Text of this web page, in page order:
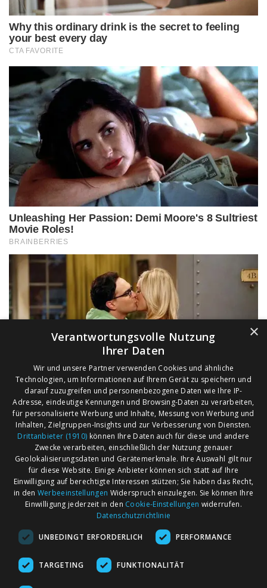
AGB
Impressum
Kontakt
Märkte nach Bundesländern
Märkte nach PLZ
Märkte nach Umkreis
Flohmarkt
×
Verantwortungsvolle Nutzung
Ihrer Daten
Wir und unsere Partner verwenden Cookies und ähnliche
Technologien, um Informationen auf Ihrem Gerät zu speichern und
darauf zuzugreifen und personenbezogene Daten wie Ihre IP-
Adresse, eindeutige Kennungen und Browsing-Daten zu verarbeiten,
für personalisierte Werbung und Inhalte, Messung von Werbung und
Inhalten, Zielgruppen-Insights und zur Verbesserung von Diensten.
Drittanbieter (1910) können Ihre Daten auch für diese und andere
Zwecke verarbeiten, einschließlich der Nutzung genauer
Geolokalisierungsdaten und Gerätemerkmale. Ihre Auswahl gilt nur
für diese Website. Einige Anbieter können sich statt auf Ihre
Einwilligung auf berechtigte Interessen stützen; Sie haben das Recht,
in den Werbeeinstellungen Widerspruch einzulegen. Sie können Ihre
Einwilligung jederzeit in den Cookie-Einstellungen widerrufen.
Datenschutzrichtlinie
UNBEDINGT ERFORDERLICH PERFORMANCE
TARGETING FUNKTIONALITÄT